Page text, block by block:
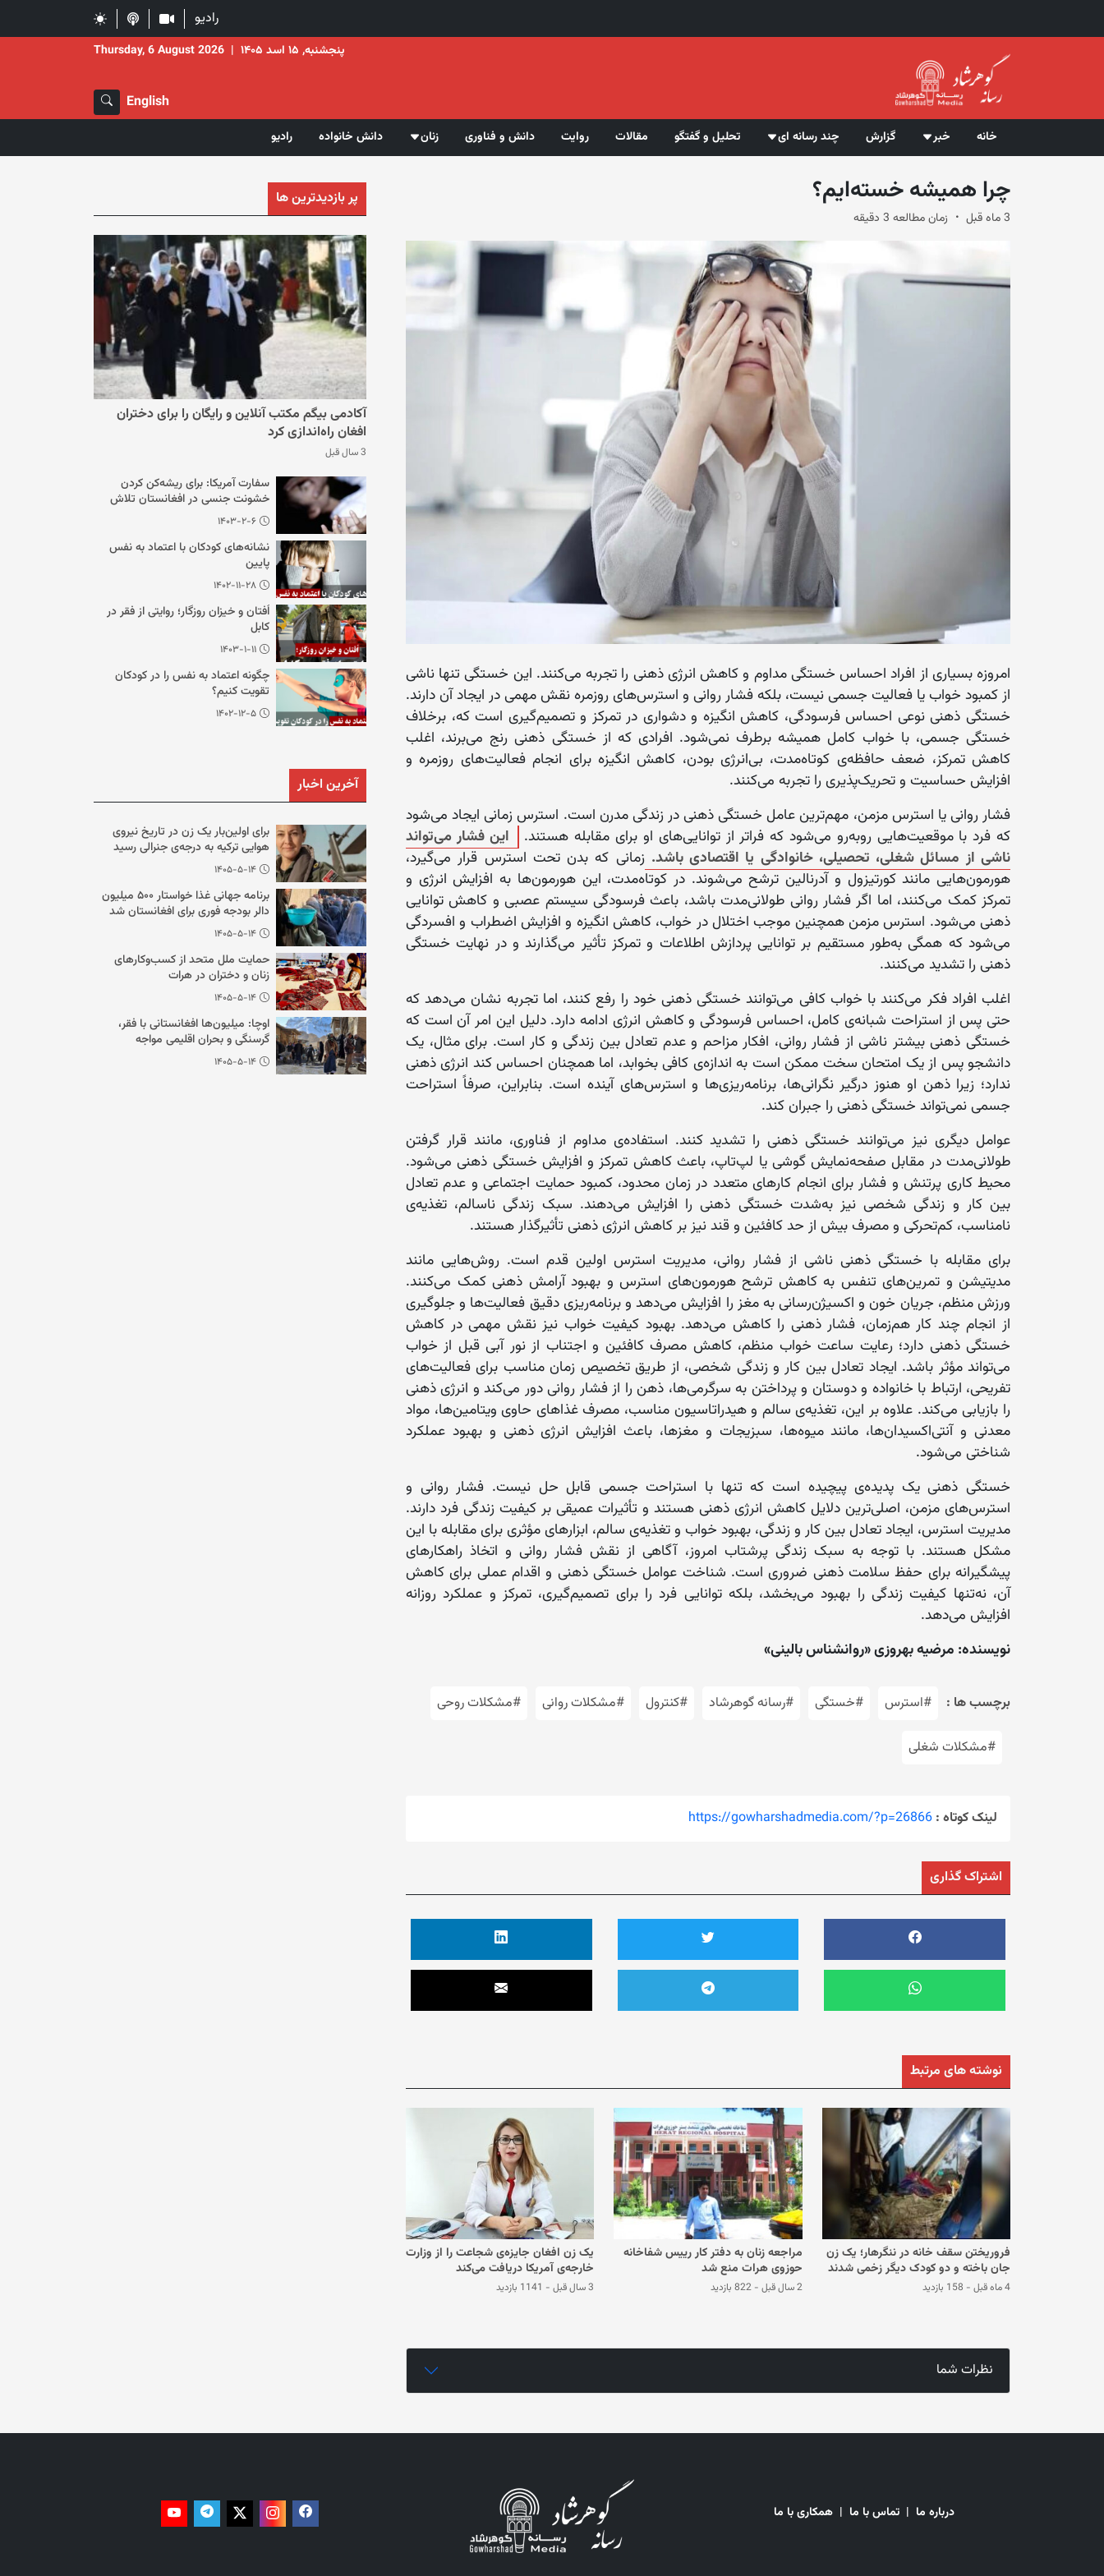
رادیو
پنجشنبه, ۱۵ اسد ۱۴۰۵ |
Thursday, 6 August 2026
English
خانه خبر گزارش چند رسانه ای تحلیل و گفتگو مقالات روایت دانش و فناوری زنان دانش خانواده رادیو
چرا همیشه خسته‌ایم؟
3 ماه قبل زمان مطالعه 3 دقیقه
امروزه بسیاری از افراد احساس خستگی مداوم و کاهش انرژی ذهنی را تجربه می‌کنند. این خستگی تنها ناشی
از کمبود خواب یا فعالیت جسمی نیست، بلکه فشار روانی و استرس‌های روزمره نقش مهمی در ایجاد آن دارند.
خستگی ذهنی نوعی احساس فرسودگی، کاهش انگیزه و دشواری در تمرکز و تصمیم‌گیری است که، برخلاف
خستگی جسمی، با خواب کامل همیشه برطرف نمی‌شود. افرادی که از خستگی ذهنی رنج می‌برند، اغلب
کاهش تمرکز، ضعف حافظه‌ی کوتاه‌مدت، بی‌انرژی بودن، کاهش انگیزه برای انجام فعالیت‌های روزمره و
افزایش حساسیت و تحریک‌پذیری را تجربه می‌کنند.
فشار روانی یا استرس مزمن، مهم‌ترین عامل خستگی ذهنی در زندگی مدرن است. استرس زمانی ایجاد می‌شود
که فرد با موقعیت‌هایی روبه‌رو می‌شود که فراتر از توانایی‌های او برای مقابله هستند.
این فشار می‌تواند
ناشی از مسائل شغلی، تحصیلی، خانوادگی یا اقتصادی باشد. زمانی که بدن تحت استرس قرار می‌گیرد،
هورمون‌هایی مانند کورتیزول و آدرنالین ترشح می‌شوند. در کوتاه‌مدت، این هورمون‌ها به افزایش انرژی و
تمرکز کمک می‌کنند، اما اگر فشار روانی طولانی‌مدت باشد، باعث فرسودگی سیستم عصبی و کاهش توانایی
ذهنی می‌شود. استرس مزمن همچنین موجب اختلال در خواب، کاهش انگیزه و افزایش اضطراب و افسردگی
می‌شود که همگی به‌طور مستقیم بر توانایی پردازش اطلاعات و تمرکز تأثیر می‌گذارند و در نهایت خستگی
ذهنی را تشدید می‌کنند.
اغلب افراد فکر می‌کنند با خواب کافی می‌توانند خستگی ذهنی خود را رفع کنند، اما تجربه نشان می‌دهد که
حتی پس از استراحت شبانه‌ی کامل، احساس فرسودگی و کاهش انرژی ادامه دارد. دلیل این امر آن است که
خستگی ذهنی بیشتر ناشی از فشار روانی، افکار مزاحم و عدم تعادل بین زندگی و کار است. برای مثال، یک
دانشجو پس از یک امتحان سخت ممکن است به اندازه‌ی کافی بخوابد، اما همچنان احساس کند انرژی ذهنی
ندارد؛ زیرا ذهن او هنوز درگیر نگرانی‌ها، برنامه‌ریزی‌ها و استرس‌های آینده است. بنابراین، صرفاً استراحت
جسمی نمی‌تواند خستگی ذهنی را جبران کند.
عوامل دیگری نیز می‌توانند خستگی ذهنی را تشدید کنند. استفاده‌ی مداوم از فناوری، مانند قرار گرفتن
طولانی‌مدت در مقابل صفحه‌نمایش گوشی یا لپ‌تاپ، باعث کاهش تمرکز و افزایش خستگی ذهنی می‌شود.
محیط کاری پرتنش و فشار برای انجام کارهای متعدد در زمان محدود، کمبود حمایت اجتماعی و عدم تعادل
بین کار و زندگی شخصی نیز به‌شدت خستگی ذهنی را افزایش می‌دهند. سبک زندگی ناسالم، تغذیه‌ی
نامناسب، کم‌تحرکی و مصرف بیش از حد کافئین و قند نیز بر کاهش انرژی ذهنی تأثیرگذار هستند.
برای مقابله با خستگی ذهنی ناشی از فشار روانی، مدیریت استرس اولین قدم است. روش‌هایی مانند
مدیتیشن و تمرین‌های تنفس به کاهش ترشح هورمون‌های استرس و بهبود آرامش ذهنی کمک می‌کنند.
ورزش منظم، جریان خون و اکسیژن‌رسانی به مغز را افزایش می‌دهد و برنامه‌ریزی دقیق فعالیت‌ها و جلوگیری
از انجام چند کار هم‌زمان، فشار ذهنی را کاهش می‌دهد. بهبود کیفیت خواب نیز نقش مهمی در کاهش
خستگی ذهنی دارد؛ رعایت ساعت خواب منظم، کاهش مصرف کافئین و اجتناب از نور آبی قبل از خواب
می‌تواند مؤثر باشد. ایجاد تعادل بین کار و زندگی شخصی، از طریق تخصیص زمان مناسب برای فعالیت‌های
تفریحی، ارتباط با خانواده و دوستان و پرداختن به سرگرمی‌ها، ذهن را از فشار روانی دور می‌کند و انرژی ذهنی
را بازیابی می‌کند. علاوه بر این، تغذیه‌ی سالم و هیدراتاسیون مناسب، مصرف غذاهای حاوی ویتامین‌ها، مواد
معدنی و آنتی‌اکسیدان‌ها، مانند میوه‌ها، سبزیجات و مغزها، باعث افزایش انرژی ذهنی و بهبود عملکرد
شناختی می‌شود.
خستگی ذهنی یک پدیده‌ی پیچیده است که تنها با استراحت جسمی قابل حل نیست. فشار روانی و
استرس‌های مزمن، اصلی‌ترین دلایل کاهش انرژی ذهنی هستند و تأثیرات عمیقی بر کیفیت زندگی فرد دارند.
مدیریت استرس، ایجاد تعادل بین کار و زندگی، بهبود خواب و تغذیه‌ی سالم، ابزارهای مؤثری برای مقابله با این
مشکل هستند. با توجه به سبک زندگی پرشتاب امروز، آگاهی از نقش فشار روانی و اتخاذ راهکارهای
پیشگیرانه برای حفظ سلامت ذهنی ضروری است. شناخت عوامل خستگی ذهنی و اقدام عملی برای کاهش
آن، نه‌تنها کیفیت زندگی را بهبود می‌بخشد، بلکه توانایی فرد را برای تصمیم‌گیری، تمرکز و عملکرد روزانه
افزایش می‌دهد.
نویسنده: مرضیه بهروزی «روانشناس بالینی»
برچسب ها : #استرس #خستگی #رسانه گوهرشاد #کنترول #مشکلات روانی #مشکلات روحی
#مشکلات شغلی
لینک کوتاه : https://gowharshadmedia.com/?p=26866
اشتراک گذاری
نوشته های مرتبط
فروریختن سقف خانه در ننگرهار؛ یک زن
جان باخته و دو کودک دیگر زخمی شدند
4 ماه قبل - 158 بازدید
مراجعه زنان به دفتر کار رییس شفاخانه
حوزوی هرات منع شد
2 سال قبل - 822 بازدید
یک زن افغان جایزه‌ی شجاعت را از وزارت
خارجه‌ی آمریکا دریافت می‌کند
3 سال قبل - 1141 بازدید
نظرات شما
پر بازدیدترین ها
آکادمی بیگم مکتب آنلاین و رایگان را برای دختران
افغان راه‌اندازی کرد
3 سال قبل
سفارت آمریکا: برای ریشه‌کن کردن
خشونت جنسی در افغانستان تلاش
می‌کنیم
۱۴۰۳-۲-۶
نشانه‌های کودکان با اعتماد به نفس
پایین
۱۴۰۲-۱۱-۲۸
اُفتان و خیزان روزگار؛ روایتی از فقر در
کابل
۱۴۰۳-۱-۱۱
چگونه اعتماد به نفس را در کودکان
تقویت کنیم؟
۱۴۰۲-۱۲-۵
آخرین اخبار
برای اولین‌بار یک زن در تاریخ نیروی
هوایی ترکیه به درجه‌ی جنرالی رسید
۱۴۰۵-۵-۱۴
برنامه جهانی غذا خواستار ۵۰۰ میلیون
دالر بودجه فوری برای افغانستان شد
۱۴۰۵-۵-۱۴
حمایت ملل متحد از کسب‌وکارهای
زنان و دختران در هرات
۱۴۰۵-۵-۱۴
اوچا: میلیون‌ها افغانستانی با فقر،
گرسنگی و بحران اقلیمی مواجه
هستند
۱۴۰۵-۵-۱۴
درباره ما | تماس با ما | همکاری با ما